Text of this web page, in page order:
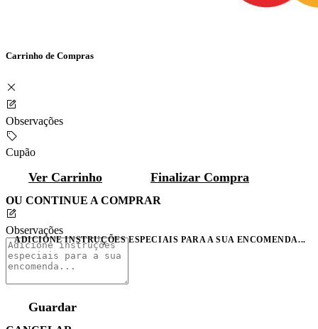
Carrinho de Compras
Observações
Cupão
Ver Carrinho Finalizar Compra
OU CONTINUE A COMPRAR
Observações
ADICIONE INSTRUÇÕES ESPECIAIS PARA A SUA ENCOMENDA...
Guardar